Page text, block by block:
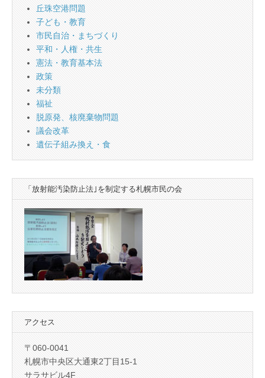
丘珠空港問題
子ども・教育
市民自治・まちづくり
平和・人権・共生
憲法・教育基本法
政策
未分類
福祉
脱原発、核廃棄物問題
議会改革
遺伝子組み換え・食
「放射能汚染防止法｣を制定する札幌市民の会
アクセス
〒060-0041
札幌市中央区大通東2丁目15-1
サラサビル4F